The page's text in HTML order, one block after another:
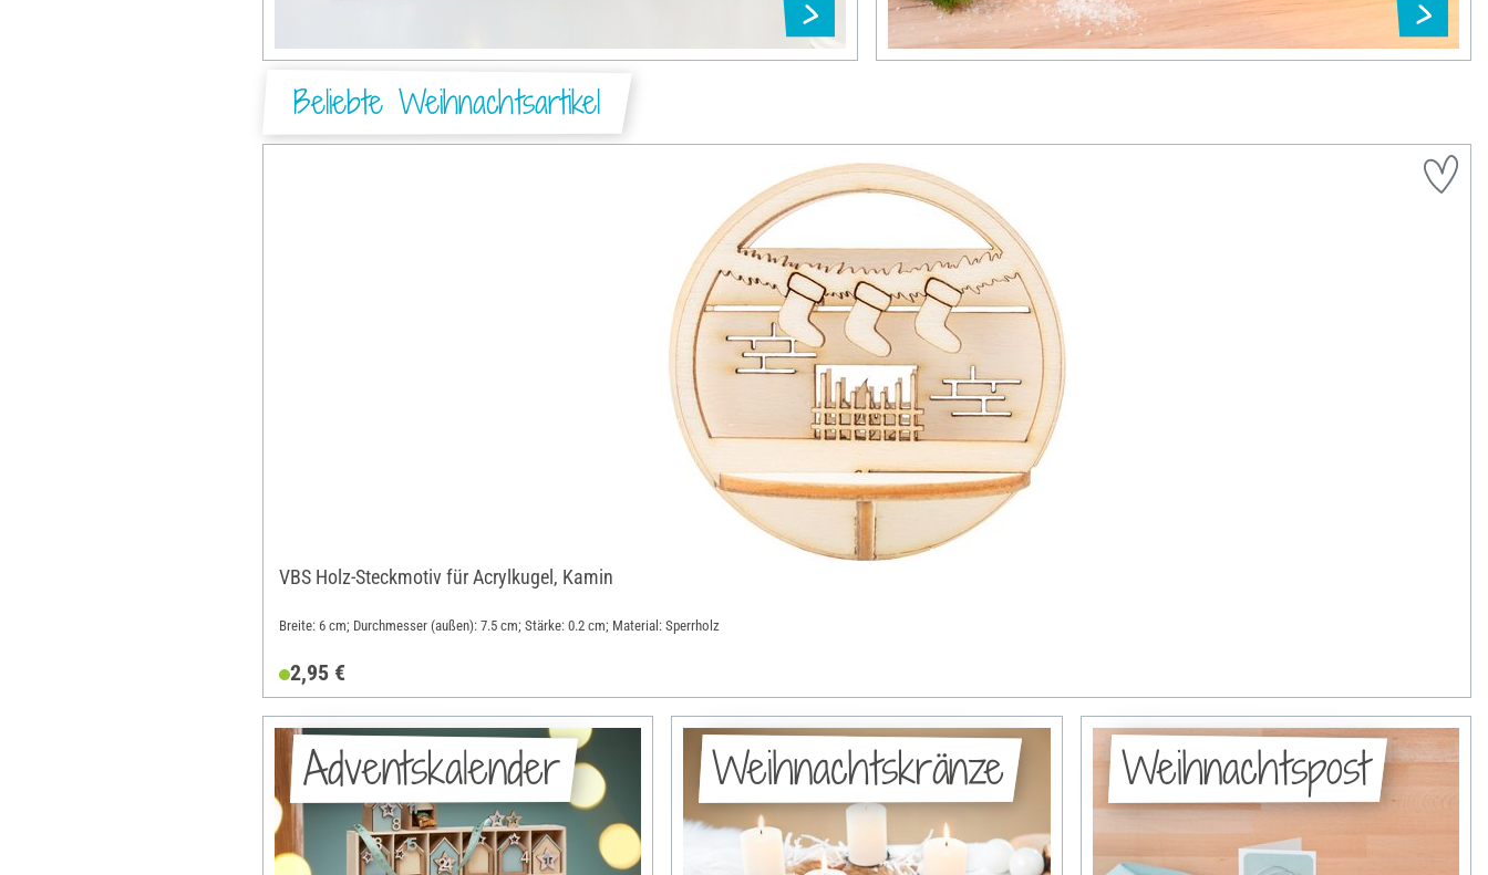
Beliebte Weihnachtsartikel
VBS Holz-Steckmotiv für Acrylkugel, Kamin
Breite: 6 cm; Durchmesser (außen): 7.5 cm; Stärke: 0.2 cm; Material: Sperrholz
2,95 €
Adventskalender Weihnachtskränze Weihnachtspost